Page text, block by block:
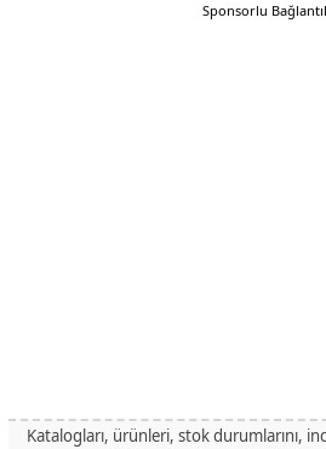
Sponsorlu
Katalogları, ürünleri, stok durumlarını,